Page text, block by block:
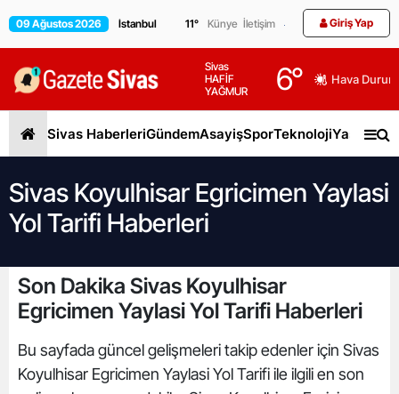
09 Ağustos 2026 11° Künye İletişim Giriş Yap
Sivas
HAFİF
YAĞMUR
6° Hava
Sivas HaberleriGündemAsayişSporTeknolojiYaşam
Sivas Koyulhisar Egricimen Yaylasi
Yol Tarifi Haberleri
Son Dakika Sivas Koyulhisar
Egricimen Yaylasi Yol Tarifi Haberleri
Bu sayfada güncel gelişmeleri takip edenler için Sivas
Koyulhisar Egricimen Yaylasi Yol Tarifi ile ilgili en son